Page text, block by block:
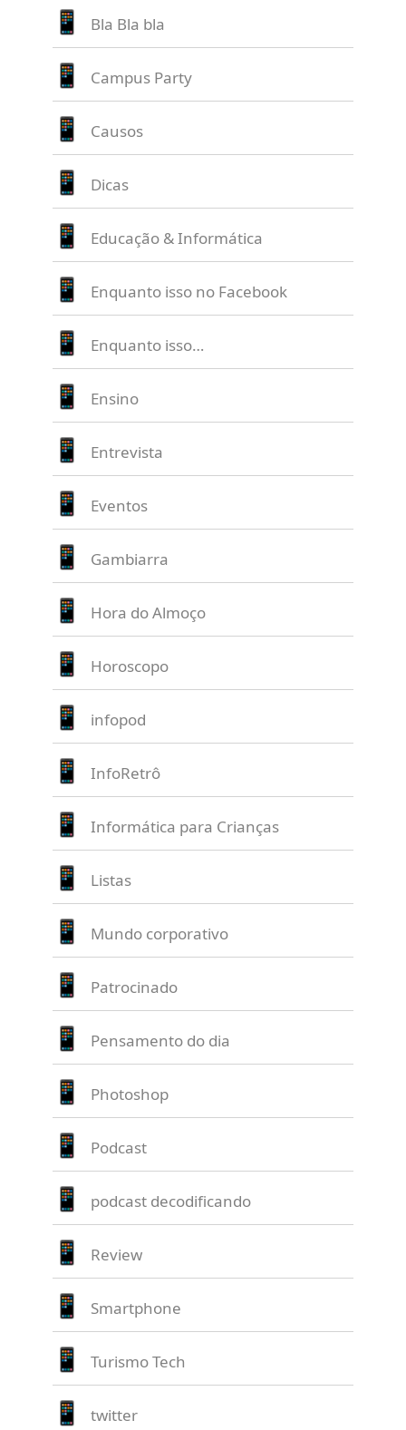
Bla Bla bla
Campus Party
Causos
Dicas
Educação & Informática
Enquanto isso no Facebook
Enquanto isso…
Ensino
Entrevista
Eventos
Gambiarra
Hora do Almoço
Horoscopo
infopod
InfoRetrô
Informática para Crianças
Listas
Mundo corporativo
Patrocinado
Pensamento do dia
Photoshop
Podcast
podcast decodificando
Review
Smartphone
Turismo Tech
twitter